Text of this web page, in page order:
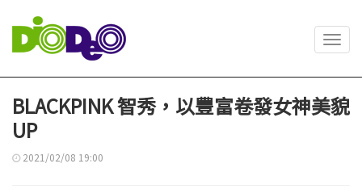
BLACKPINK 智秀，以豐富卷發女神美貌
UP
2021/02/08 19:00